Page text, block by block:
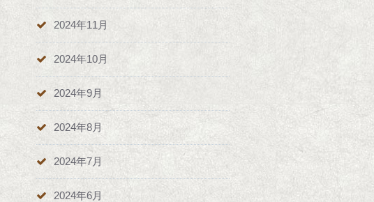
2024年11月
2024年10月
2024年9月
2024年8月
2024年7月
2024年6月